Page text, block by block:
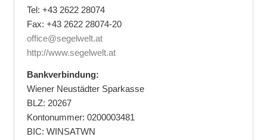
Tel: +43 2622 28074
Fax: +43 2622 28074-20
office@segelwelt.at
http://www.segelwelt.at
Bankverbindung:
Wiener Neustädter Sparkasse
BLZ: 20267
Kontonummer: 0200003481
BIC: WINSATWN